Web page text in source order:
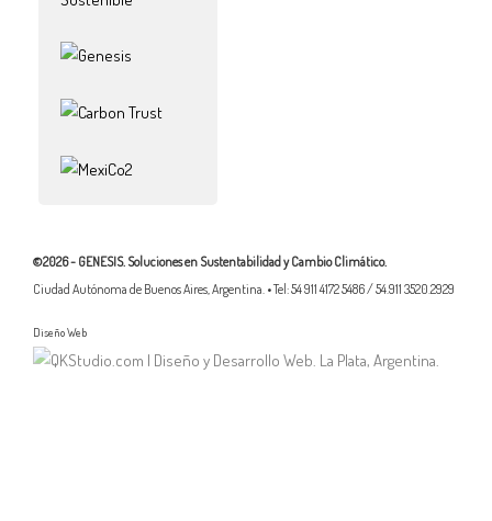
©2026 - GENESIS. Soluciones en Sustentabilidad y Cambio Climático.
Ciudad Autónoma de Buenos Aires, Argentina. • Tel: 54 911 4172 5486 / 54.911 3520.2929
Diseño Web